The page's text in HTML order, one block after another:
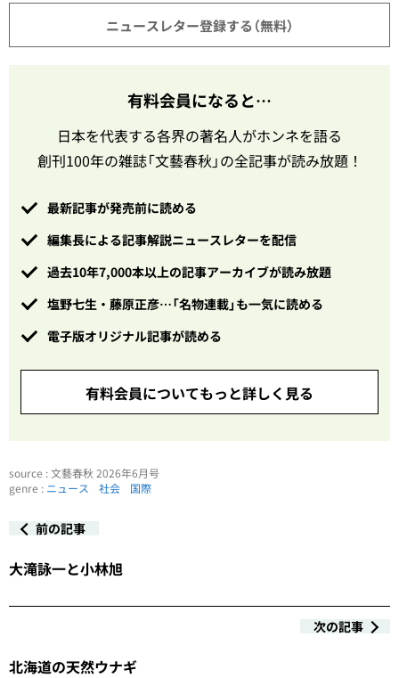
ニュースレター登録する（無料）
有料会員になると…
日本を代表する各界の著名人がホンネを語る
創刊100年の雑誌「文藝春秋」の全記事が読み放題！
最新記事が発売前に読める
編集長による記事解説ニュースレターを配信
過去10年7,000本以上の記事アーカイブが読み放題
塩野七生・藤原正彦…「名物連載」も一気に読める
電子版オリジナル記事が読める
有料会員についてもっと詳しく見る
source : 文藝春秋 2026年6月号
genre : ニュース 社会 国際
前の記事
大滝詠一と小林旭
次の記事
北海道の天然ウナギ